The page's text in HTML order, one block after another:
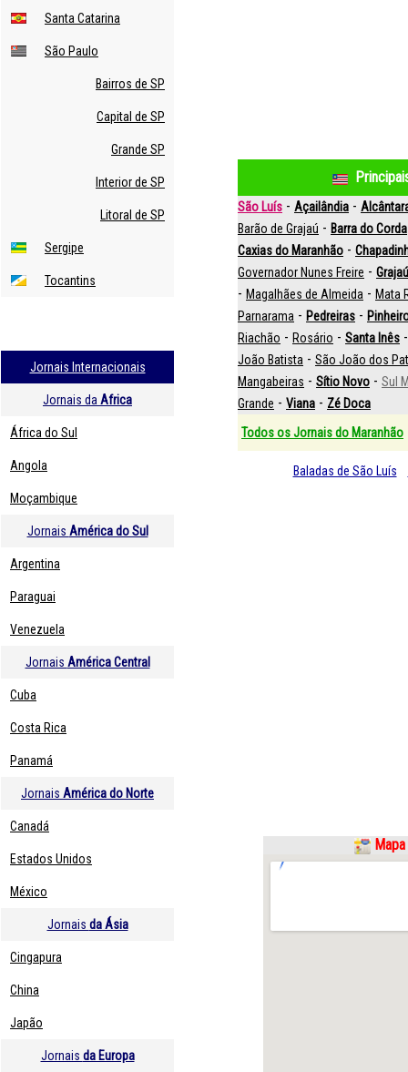
Santa Catarina
São Paulo
Bairros de SP
Capital de SP
Grande SP
Interior de SP
Litoral de SP
Sergipe
Tocantins
Jornais Internacionais
Jornais da Africa
África do Sul
Angola
Moçambique
Jornais América do Sul
Argentina
Paraguai
Venezuela
Jornais América Central
Cuba
Costa Rica
Panamá
Jornais América do Norte
Canadá
Estados Unidos
México
Jornais da Ásia
Cingapura
China
Japão
Jornais da Europa
São Luís - Açailândia -
Barão de Grajaú - Barra do Corda
Caxias do Maranhão -
Governador Nunes Freire - Grajaú
- Magalhães de Almeida - Mata
Parnarama - Pedreiras -
Riachão - Rosário - Santa Inês
João Batista - São João dos
Mangabeiras - Sítio Novo - Sul
Grande - Viana - Zé Doca
Todos os Jornais do Maranhão
Baladas de São Luís